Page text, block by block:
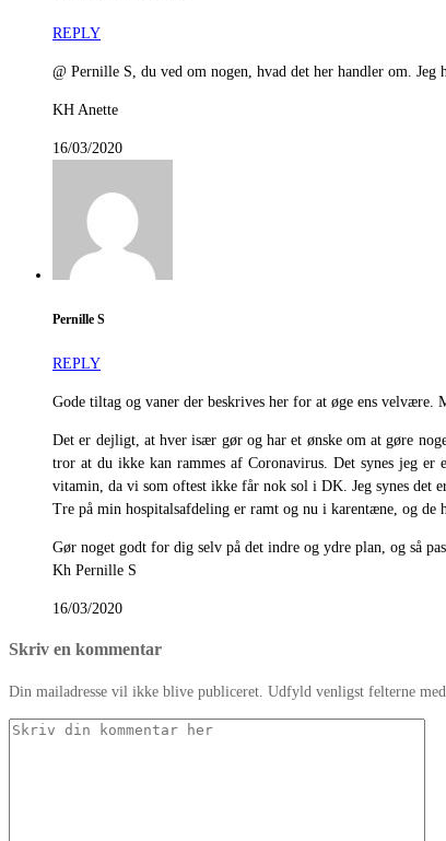
REPLY
@ Pernille S, du ved om nogen, hvad det her handler om.
KH Anette
16/03/2020
Pernille S
REPLY
Gode tiltag og vaner der beskrives her for at øge ens velvære.
Det er dejligt, at hver især gør og har et ønske om at gøre
tror at du ikke kan rammes af Coronavirus. Det synes jeg
vitamin, da vi som oftest ikke får nok sol i DK. Jeg synes det
Tre på min hospitalsafdeling er ramt og nu i karentæne, og
Gør noget godt for dig selv på det indre og ydre plan, og så
Kh Pernille S
16/03/2020
Skriv en kommentar
Din mailadresse vil ikke blive publiceret. Udfyld venligst felterne